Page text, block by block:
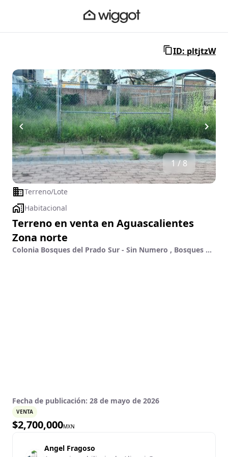
ID: pltjtzW
1 / 8
Terreno/Lote
Habitacional
Terreno en venta en Aguascalientes
Zona norte
Colonia Bosques del Prado Sur - Sin Numero , Bosques Del Prado Sur, Aguascalientes, Aguascalientes
Fecha de publicación: 28 de mayo de 2026
VENTA
$2,700,000MXN
Angel Fragoso